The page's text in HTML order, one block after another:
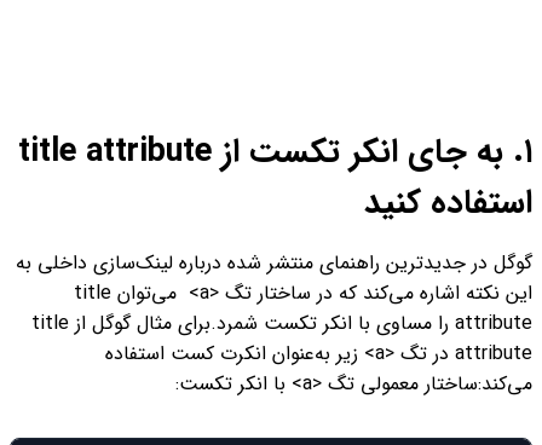
۱. به جای انکر تکست از title attribute
استفاده کنید
گوگل در جدیدترین راهنمای منتشر شده درباره لینک‌سازی داخلی به
این نکته اشاره می‌کند که در ساختار تگ <a> می‌توان title
attribute را مساوی با انکر تکست شمرد.
برای مثال گوگل از title
attribute در تگ <a> زیر به‌عنوان انکرت کست استفاده
می‌کند:ساختار معمولی تگ <a> با انکر تکست: